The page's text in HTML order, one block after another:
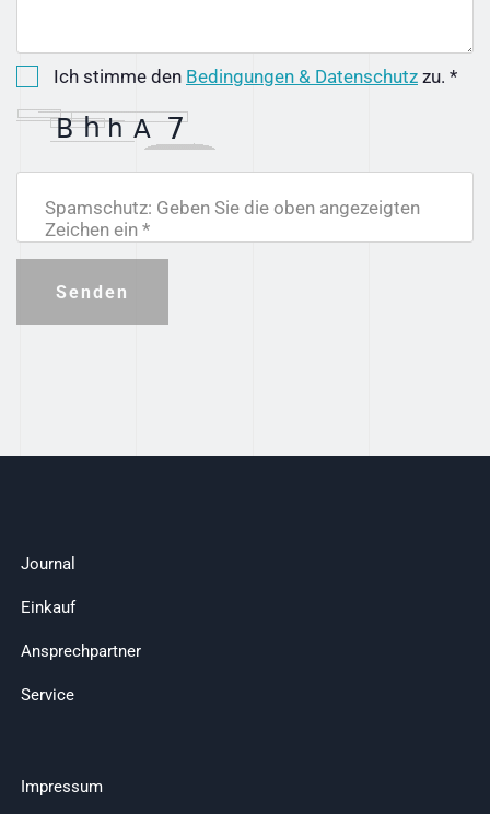
Ich stimme den Bedingungen & Datenschutz zu. *
Spamschutz: Geben Sie die oben angezeigten
Zeichen ein *
Senden
Journal
Einkauf
Ansprechpartner
Service
Impressum